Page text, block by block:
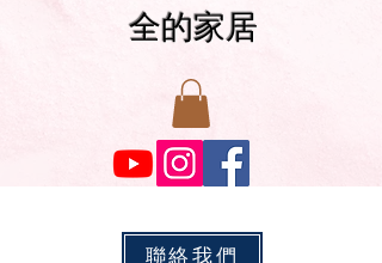
全的家居
聯絡我們